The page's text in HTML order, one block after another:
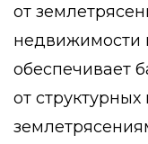
от
недвижимости
обеспечивает
от